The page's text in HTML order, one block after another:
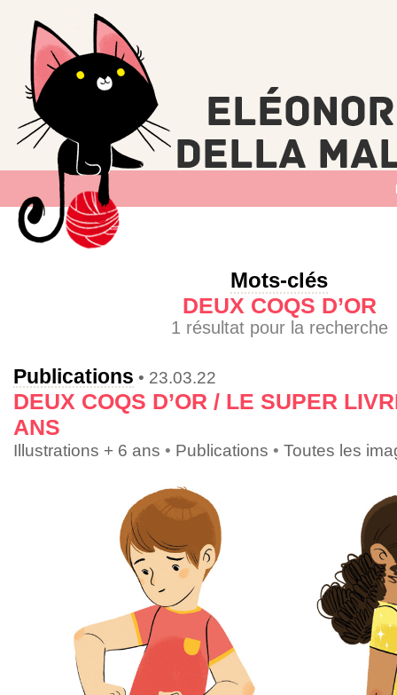
Mots-clés
DEUX COQS D’OR
1 résultat pour la recherche
Publications • 23.03.22
DEUX COQS D’OR / LE SUPER
ANS
Illustrations + 6 ans • Publications • Toutes les